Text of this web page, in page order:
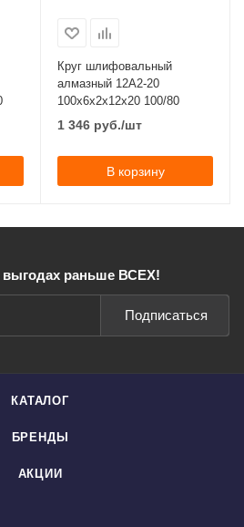
Круг шлифовальный
алмазный 12А2-20
100x6x2x12х20 100/80
1 346 руб./шт
В корзину
выгодах раньше ВСЕХ!
Подписаться
КАТАЛОГ
БРЕНДЫ
АКЦИИ